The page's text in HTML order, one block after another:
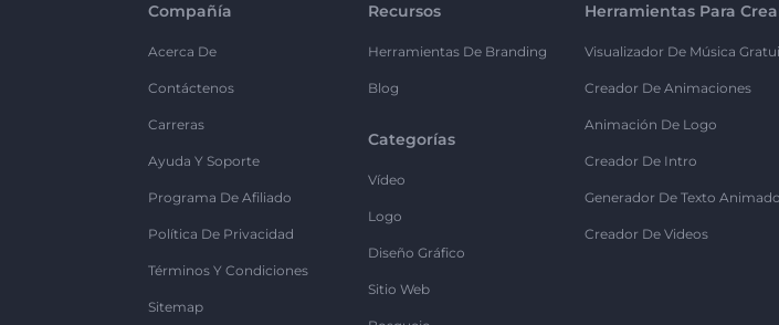
Compañía
Acerca De
Contáctenos
Carreras
Ayuda Y Soporte
Programa De Afiliado
Política De Privacidad
Términos Y Condiciones
Sitemap
Recursos
Herramientas De Branding
Blog
Categorías
Vídeo
Logo
Diseño Gráfico
Sitio Web
Herramientas Para
Visualizador De Música
Creador De Animaciones
Animación De Logo
Creador De Intro
Generador De Texto Animado
Creador De Videos